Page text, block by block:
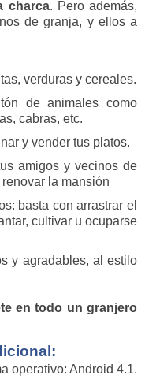
charca. Pero además,
de granja, y ellos a
verduras y cereales.
de animales como
cabras, etc.
y vender tus platos.
amigos y vecinos de
la mansión
basta con arrastrar el
cultivar u ocuparse
y agradables, al estilo
en todo un granjero
operativo: Android 4.1.